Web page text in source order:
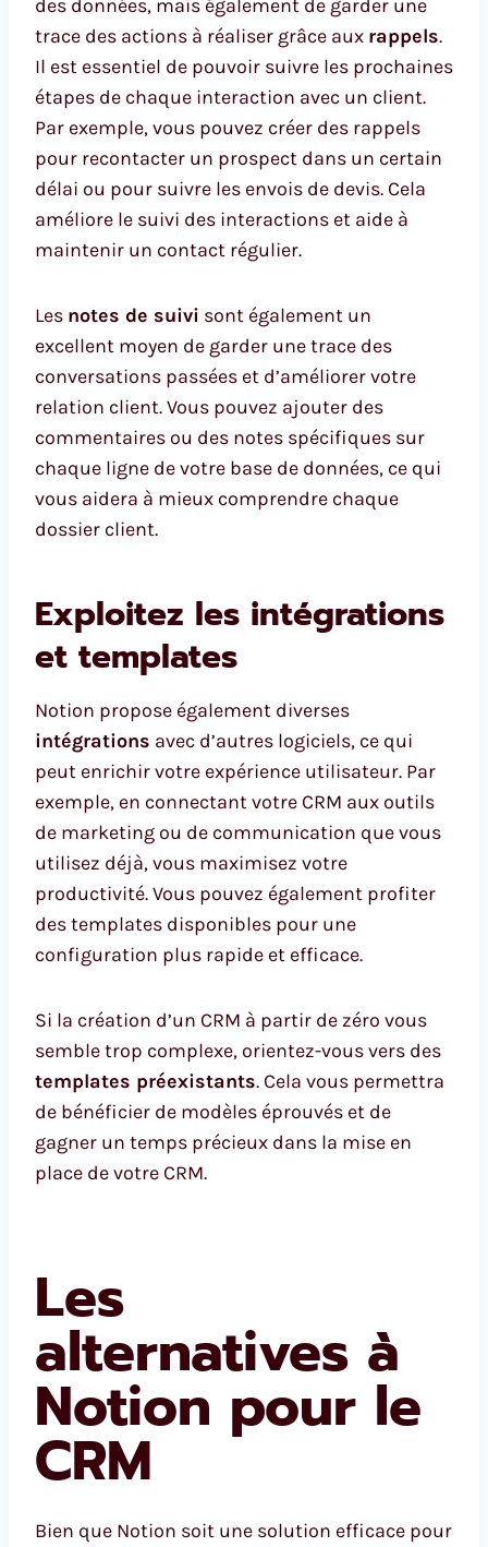
des données, mais également de garder une
trace des actions à réaliser grâce aux rappels.
Il est essentiel de pouvoir suivre les prochaines
étapes de chaque interaction avec un client.
Par exemple, vous pouvez créer des rappels
pour recontacter un prospect dans un certain
délai ou pour suivre les envois de devis. Cela
améliore le suivi des interactions et aide à
maintenir un contact régulier.
Les notes de suivi sont également un
excellent moyen de garder une trace des
conversations passées et d’améliorer votre
relation client. Vous pouvez ajouter des
commentaires ou des notes spécifiques sur
chaque ligne de votre base de données, ce qui
vous aidera à mieux comprendre chaque
dossier client.
Exploitez les intégrations
et templates
Notion propose également diverses
intégrations avec d’autres logiciels, ce qui
peut enrichir votre expérience utilisateur. Par
exemple, en connectant votre CRM aux outils
de marketing ou de communication que vous
utilisez déjà, vous maximisez votre
productivité. Vous pouvez également profiter
des templates disponibles pour une
configuration plus rapide et efficace.
Si la création d’un CRM à partir de zéro vous
semble trop complexe, orientez-vous vers des
templates préexistants. Cela vous permettra
de bénéficier de modèles éprouvés et de
gagner un temps précieux dans la mise en
place de votre CRM.
Les
alternatives à
Notion pour le
CRM
Bien que Notion soit une solution efficace pour